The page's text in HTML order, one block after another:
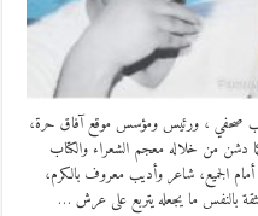
صحفي ، ورئيس ومؤسس موقع آفاق حرة،
دشن من خلاله معجم الشعراء والكتاب
الجميع، شاعر وأديب معروف بالكرم،
بالنفس ما يجعله يتربع على عرش …